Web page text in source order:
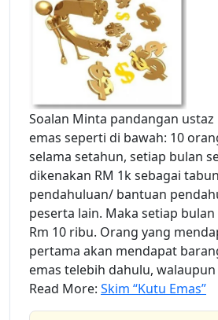
Soalan Minta pandangan
emas seperti di bawah: 10
selama setahun, setiap bulan
dikenakan RM 1k sebagai
pendahuluan/ bantuan
peserta lain. Maka setiap
Rm 10 ribu. Orang yang
pertama akan mendapat
emas telebih dahulu,
Read More: Skim “Kutu Emas”